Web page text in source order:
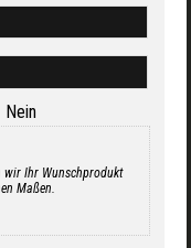
Nein
wir Ihr Wunschprodukt
Maßen.